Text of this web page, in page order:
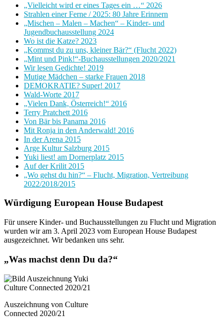
„Vielleicht wird er eines Tages ein …“ 2026
Strahlen einer Ferne / 2025: 80 Jahre Erinnern
„Mischen – Malen – Machen“ – Kinder- und
Jugendbuchausstellung 2024
Wo ist die Katze? 2023
„Kommst du zu uns, kleiner Bär?“ (Flucht 2022)
„Mint und Pink!“-Buchausstellungen 2020/2021
Wir lesen Gedichte! 2019
Mutige Mädchen – starke Frauen 2018
DEMOKRATIE? Super! 2017
Wald-Worte 2017
„Vielen Dank, Österreich!“ 2016
Terry Pratchett 2016
Von Bär bis Panama 2016
Mit Ronja in den Anderwald! 2016
In der Arena 2015
Arge Kultur Salzburg 2015
Yuki liest! am Dornerplatz 2015
Auf der Krilit 2015
„Wo gehst du hin?“ – Flucht, Migration, Vertreibung
2022/2018/2015
Würdigung European House Budapest
Für unsere Kinder- und Buchausstellungen zu Flucht und Migration
wurden wir am 3. April 2023 vom European House Budapest
ausgezeichnet. Wir bedanken uns sehr.
„Was machst denn Du da?“
Auszeichnung von Culture
Connected 2020/21